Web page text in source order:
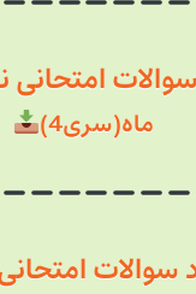
سوالات
ماه(سری4)
سوالات